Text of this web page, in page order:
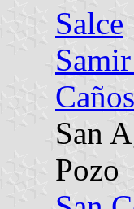
Salce
Caños
San
Pozo